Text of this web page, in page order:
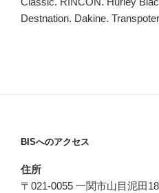
Destnation. Dakine.
BISへのアクセス
住所
〒021-0055 一関市山目泥田